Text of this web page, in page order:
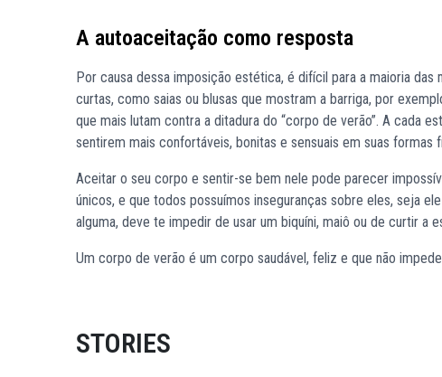
A autoaceitação como resposta
Por causa dessa imposição estética, é difícil para a maioria
curtas, como saias ou blusas que mostram a barriga, por
que mais lutam contra a ditadura do “corpo de verão”. A cada
sentirem mais confortáveis, bonitas e sensuais em suas formas
Aceitar o seu corpo e sentir-se bem nele pode parecer
únicos, e que todos possuímos inseguranças sobre eles, seja
alguma, deve te impedir de usar um biquíni, maiô ou de curtir a
Um corpo de verão é um corpo saudável, feliz e que não
STORIES